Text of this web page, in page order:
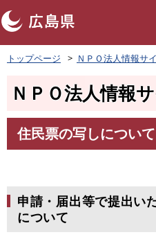
ペ
ー
頭
す
トップページ ＮＰＯ法人情報サ
ＮＰＯ法人情報
文
住民票の写しについて
申請・届出等で提出い
について